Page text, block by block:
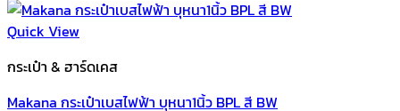
Quick View
กระเป๋า & ฮาร์ดเคส
Makana กระเป๋าเบสไฟฟ้า บุหนา1นิ้ว BPL สี BW